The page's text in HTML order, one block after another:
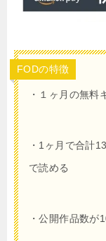
FODの特徴
・１ヶ月 の無料
・ 1 ヶ月で合計
で読める
・公開作品数が